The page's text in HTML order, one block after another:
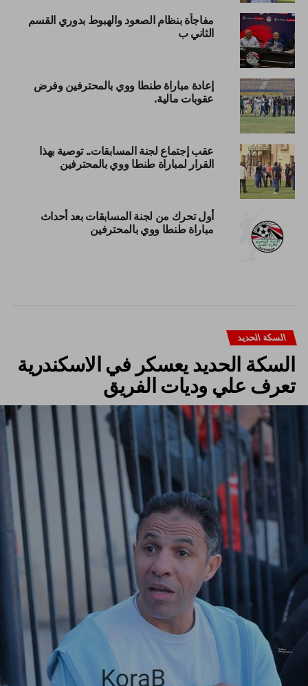
مفاجأة بنظام الصعود والهبوط بدوري القسم
الثاني ب
إعادة مباراة طنطا ووي بالمحترفين وفرض
عقوبات مالية.
عقب إجتماع لجنة المسابقات.. توصية بهذا
القرار لمباراة طنطا ووي بالمحترفين
أول تحرك من لجنة المسابقات بعد أحداث
مباراة طنطا ووي بالمحترفين
السكة الحديد
السكة الحديد يعسكر في الاسكندرية
تعرف علي وديات الفريق